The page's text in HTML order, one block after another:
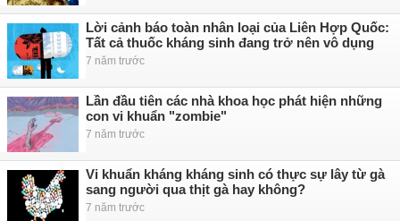
Lời cảnh báo toàn nhân loại của Liên Hợp Quốc:
Tất cả thuốc kháng sinh đang trở nên vô dụng
7 năm trước
Lần đầu tiên các nhà khoa học phát hiện những
con vi khuẩn "zombie"
7 năm trước
Vi khuẩn kháng kháng sinh có thực sự lây từ gà
sang người qua thịt gà hay không?
7 năm trước